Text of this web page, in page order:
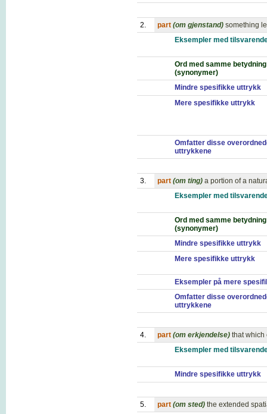
2. part (om gjenstand) something
Eksempler med
Ord med samme betydning
(synonymer)
Mindre spesifikke uttrykk
Mere spesifikke uttrykk
Omfatter disse
uttrykkene
3. part (om ting) a portion of a
Eksempler med
Ord med samme betydning
(synonymer)
Mindre spesifikke uttrykk
Mere spesifikke uttrykk
Eksempler på mere
Omfatter disse
uttrykkene
4. part (om erkjendelse) that which
Eksempler med
Mindre spesifikke uttrykk
5. part (om sted) the extended